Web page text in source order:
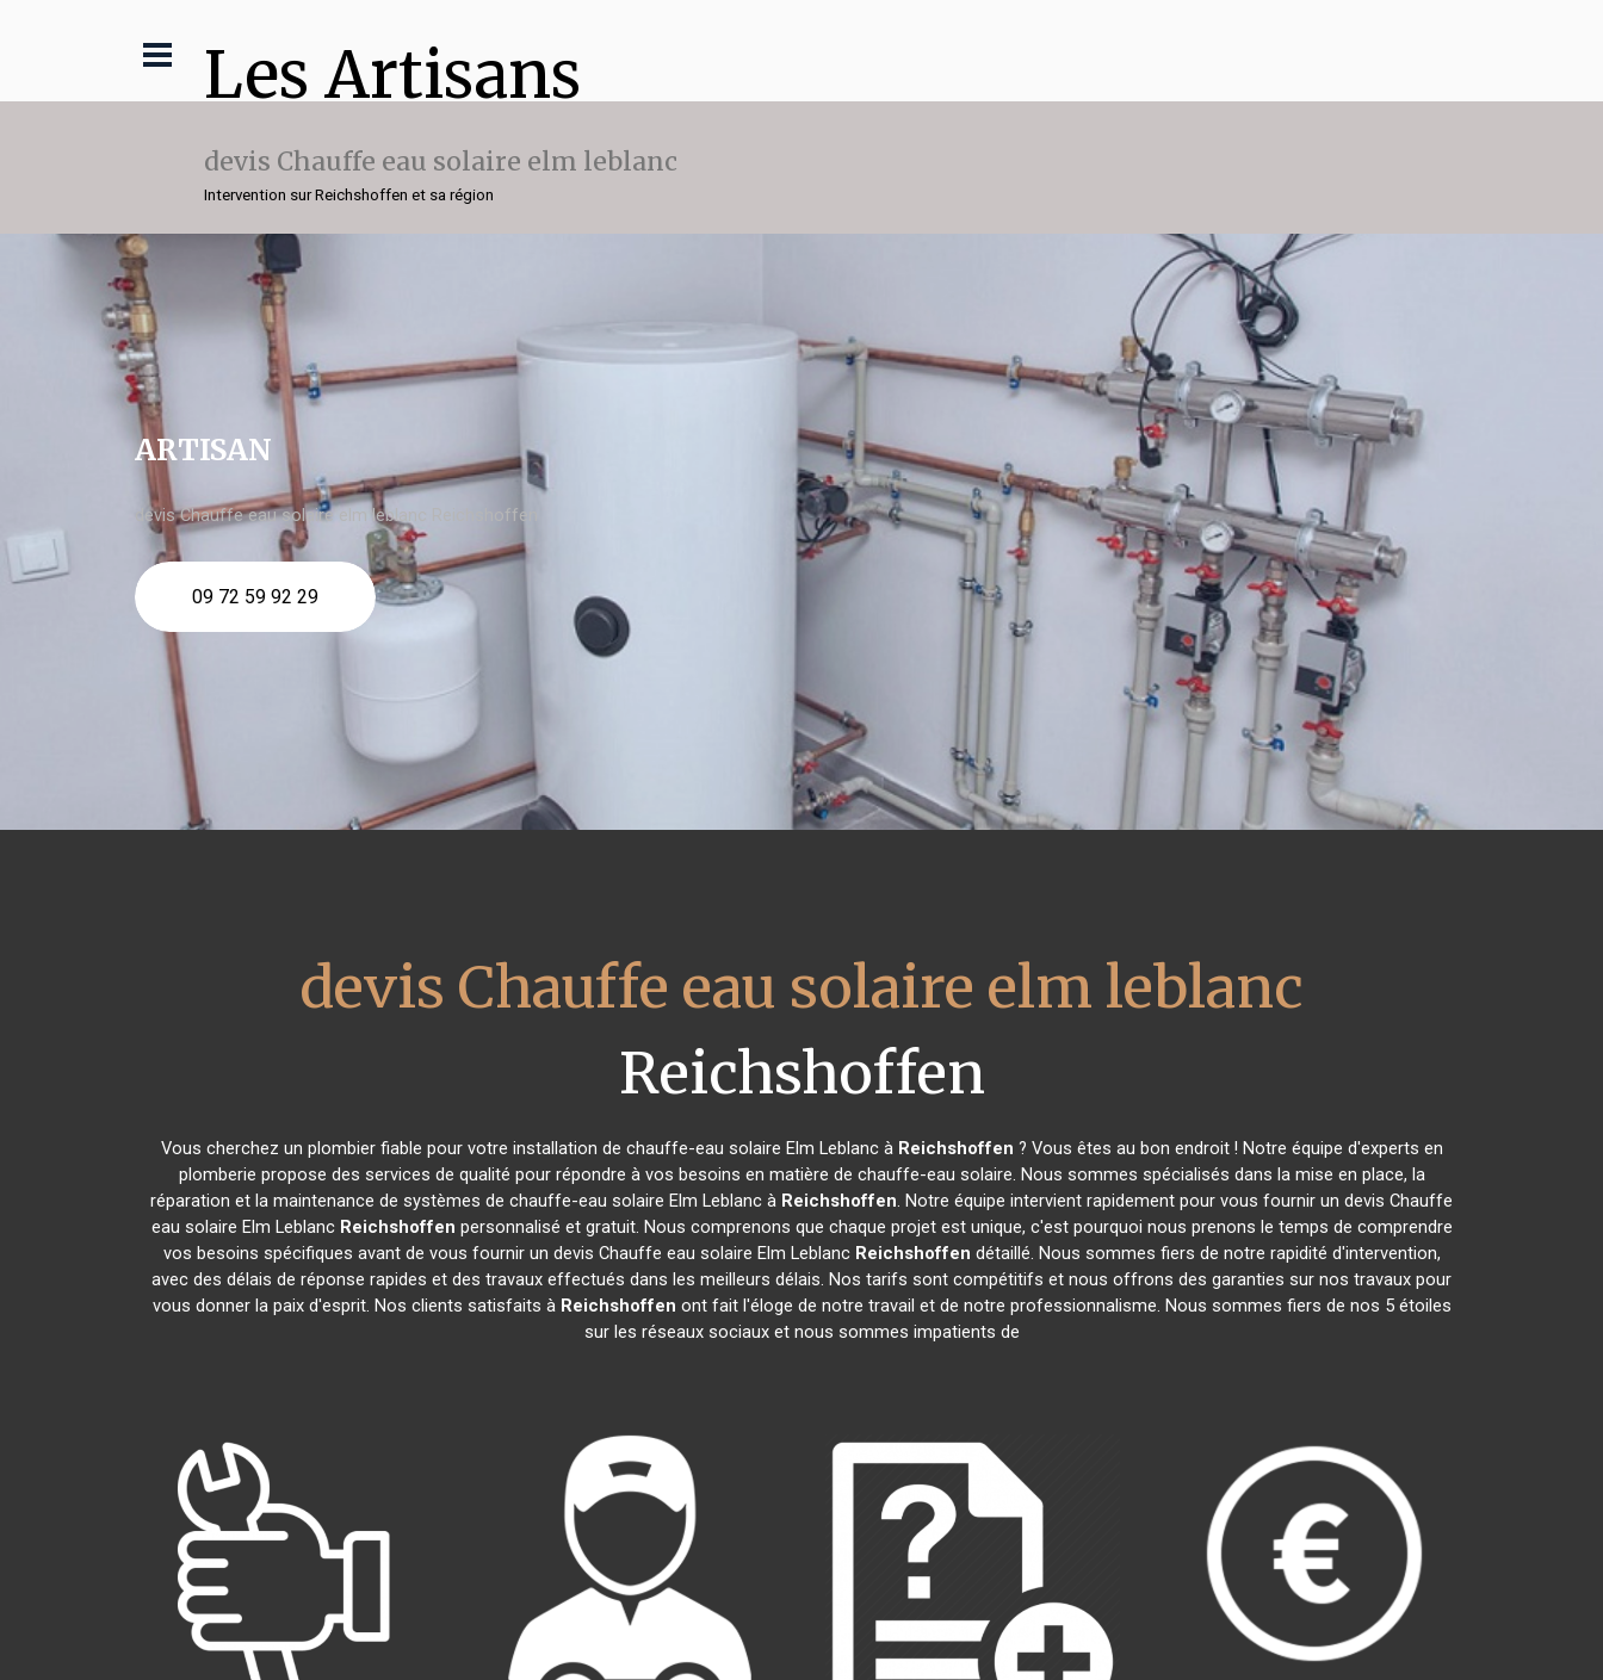
Les Artisans
devis Chauffe eau solaire elm leblanc
Intervention sur Reichshoffen et sa région
ARTISAN
devis Chauffe eau solaire elm leblanc Reichshoffen
09 72 59 92 29
devis Chauffe eau solaire elm leblanc
Reichshoffen
Vous cherchez un plombier fiable pour votre installation de chauffe-eau solaire Elm Leblanc à Reichshoffen ? Vous êtes au bon endroit ! Notre équipe d'experts en
plomberie propose des services de qualité pour répondre à vos besoins en matière de chauffe-eau solaire. Nous sommes spécialisés dans la mise en place, la
réparation et la maintenance de systèmes de chauffe-eau solaire Elm Leblanc à Reichshoffen. Notre équipe intervient rapidement pour vous fournir un devis Chauffe
eau solaire Elm Leblanc Reichshoffen personnalisé et gratuit. Nous comprenons que chaque projet est unique, c'est pourquoi nous prenons le temps de comprendre
vos besoins spécifiques avant de vous fournir un devis Chauffe eau solaire Elm Leblanc Reichshoffen détaillé. Nous sommes fiers de notre rapidité d'intervention,
avec des délais de réponse rapides et des travaux effectués dans les meilleurs délais. Nos tarifs sont compétitifs et nous offrons des garanties sur nos travaux pour
vous donner la paix d'esprit. Nos clients satisfaits à Reichshoffen ont fait l'éloge de notre travail et de notre professionnalisme. Nous sommes fiers de nos 5 étoiles
sur les réseaux sociaux et nous sommes impatients de